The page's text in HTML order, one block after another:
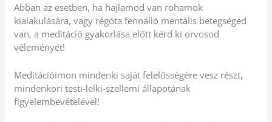
Abban az esetben, ha hajlamod van rohamok
kialakulására, vagy régóta fennálló mentális betegséged
van, a meditáció gyakorlása előtt kérd ki orvosod
véleményét!
Meditációimon mindenki saját felelősségére vesz részt,
mindenkori testi-lelki-szellemi állapotának
figyelembevételével!